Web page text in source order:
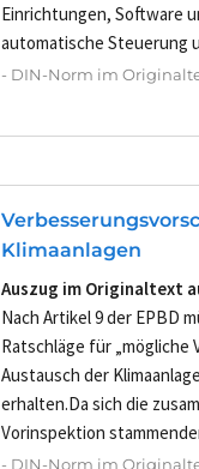
Einrichtungen, Software
automatische Steuerung
- DIN-Norm im
Klimaanlagen
Auszug im Originaltext
Nach Artikel 9 der EPBD
Ratschläge für
Austausch der
erhalten.Da sich die
Vorinspektion
- DIN-Norm im